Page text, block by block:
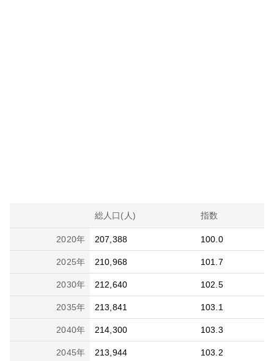
総人口(人) 指数
2020年 207,388 100.0
2025年 210,968 101.7
2030年 212,640 102.5
2035年 213,841 103.1
2040年 214,300 103.3
2045年 213,944 103.2